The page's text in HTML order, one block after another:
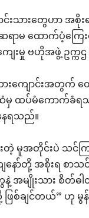
သားတွေဟာ အစိုး
ဆရာမ ထောက်ပံ့
ေးမှု ဗဟိုအဖွဲ့ ဥက္က
းကျောင်းအတွက်
ထံမှ ထပ်မံကောက်ခံ
ရသည်။
တဲ့ မူအတိုင်းပဲ သင်
ော်တို့ အစိုးရ စာ
မျိုးသား စိတ်ဓါ
ြစ်ချင်တယ်” ဟု မွ